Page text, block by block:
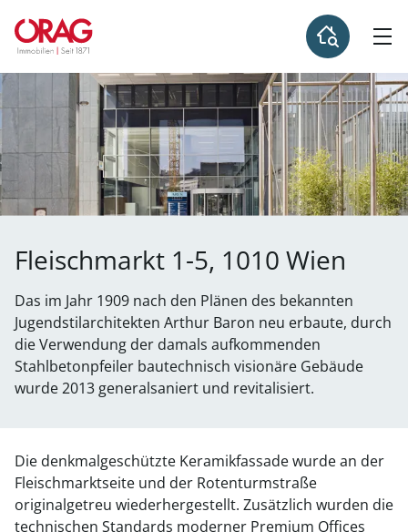
Fleischmarkt 1-5, 1010 Wien
Das im Jahr 1909 nach den Plänen des bekannten
Jugendstilarchitekten Arthur Baron neu erbaute, durch
die Verwendung der damals aufkommenden
Stahlbetonpfeiler bautechnisch visionäre Gebäude
wurde 2013 generalsaniert und revitalisiert.
Die denkmalgeschützte Keramikfassade wurde an der
Fleischmarktseite und der Rotenturmstraße
originalgetreu wiederhergestellt. Zusätzlich wurden die
technischen Standards moderner Premium Offices